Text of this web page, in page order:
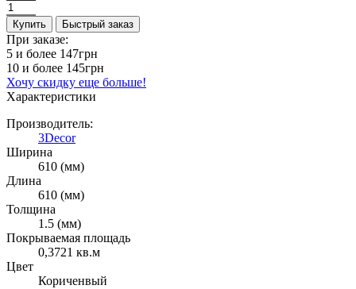
Купить Быстрый заказ
При заказе:
5 и более 147грн
10 и более 145грн
Хочу скидку еще больше!
Характеристики
Производитель:
3Decor
Ширина
610 (мм)
Длина
610 (мм)
Толщина
1.5 (мм)
Покрываемая площадь
0,3721 кв.м
Цвет
Кориченвый